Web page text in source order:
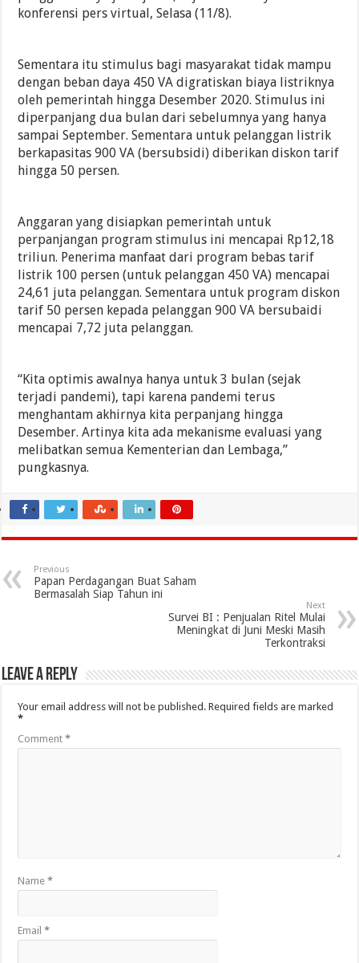
konferensi pers virtual, Selasa (11/8).
Sementara itu stimulus bagi masyarakat tidak mampu
dengan beban daya 450 VA digratiskan biaya listriknya
oleh pemerintah hingga Desember 2020. Stimulus ini
diperpanjang dua bulan dari sebelumnya yang hanya
sampai September. Sementara untuk pelanggan listrik
berkapasitas 900 VA (bersubsidi) diberikan diskon tarif
hingga 50 persen.
Anggaran yang disiapkan pemerintah untuk
perpanjangan program stimulus ini mencapai Rp12,18
triliun. Penerima manfaat dari program bebas tarif
listrik 100 persen (untuk pelanggan 450 VA) mencapai
24,61 juta pelanggan. Sementara untuk program diskon
tarif 50 persen kepada pelanggan 900 VA bersubaidi
mencapai 7,72 juta pelanggan.
“Kita optimis awalnya hanya untuk 3 bulan (sejak
terjadi pandemi), tapi karena pandemi terus
menghantam akhirnya kita perpanjang hingga
Desember. Artinya kita ada mekanisme evaluasi yang
melibatkan semua Kementerian dan Lembaga,”
pungkasnya.
Previous
Papan Perdagangan Buat Saham
Bermasalah Siap Tahun ini
Next
Survei BI : Penjualan Ritel Mulai
Meningkat di Juni Meski Masih
Terkontraksi
Leave a Reply
Your email address will not be published. Required fields are marked
*
Comment*
Name*
Email*